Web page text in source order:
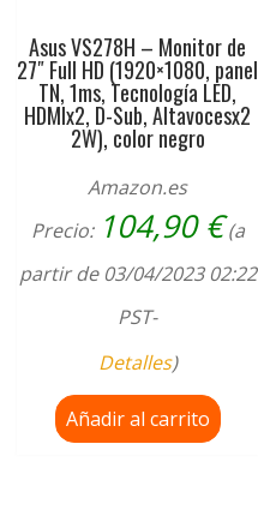
Asus VS278H – Monitor de
27″ Full HD (1920×1080, panel
TN, 1ms, Tecnología LED,
HDMIx2, D-Sub, Altavocesx2
2W), color negro
Amazon.es
Precio: 104,90€(a
partir de 03/04/2023 02:22
PST-
Detalles)
Añadir al carrito